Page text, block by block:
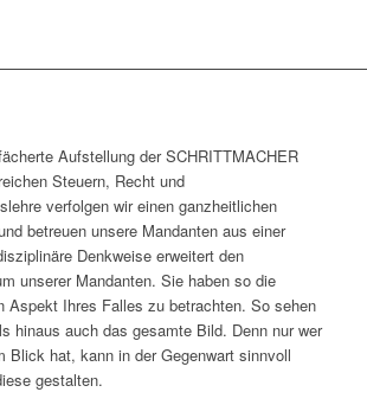
Aufstellung der SCHRITTMACHER
Steuern, Recht und
verfolgen wir einen ganzheitlichen
betreuen unsere Mandanten aus einer
Denkweise erweitert den
unserer Mandanten. Sie haben so die
Aspekt Ihres Falles zu betrachten. So sehen
hinaus auch das gesamte Bild. Denn nur wer
Blick hat, kann in der Gegenwart sinnvoll
gestalten.